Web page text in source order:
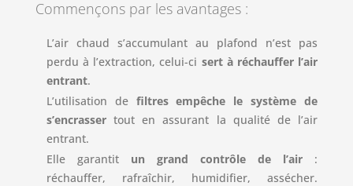
Commençons par les avantages :
L’air chaud s’accumulant au plafond n’est pas
perdu à l’extraction, celui-ci sert à réchauffer l’air
entrant.
L’utilisation de filtres empêche le système de
s’encrassertout en assurant la qualité de l’air
entrant.
Elle garantit un grand contrôle de l’air :
réchauffer, rafraîchir, humidifier, assécher.